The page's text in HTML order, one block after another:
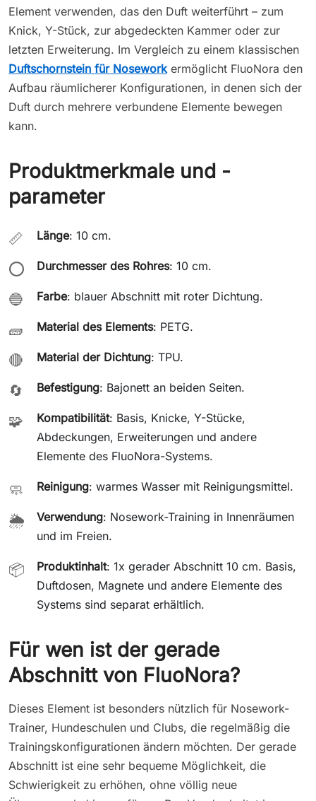
Element verwenden, das den Duft weiterführt – zum
Knick, Y-Stück, zur abgedeckten Kammer oder zur
letzten Erweiterung. Im Vergleich zu einem klassischen
Duftschornstein für Nosework ermöglicht FluoNora den
Aufbau räumlicherer Konfigurationen, in denen sich der
Duft durch mehrere verbundene Elemente bewegen
kann.
Produktmerkmale und -
parameter
📏 Länge: 10 cm.
⭕ Durchmesser des Rohres: 10 cm.
🔵 Farbe: blauer Abschnitt mit roter Dichtung.
🧱 Material des Elements: PETG.
🔴 Material der Dichtung: TPU.
🔄 Befestigung: Bajonett an beiden Seiten.
🧩 Kompatibilität: Basis, Knicke, Y-Stücke,
Abdeckungen, Erweiterungen und andere
Elemente des FluoNora-Systems.
🧼 Reinigung: warmes Wasser mit Reinigungsmittel.
🌦️ Verwendung: Nosework-Training in Innenräumen
und im Freien.
📦 Produktinhalt: 1x gerader Abschnitt 10 cm. Basis,
Duftdosen, Magnete und andere Elemente des
Systems sind separat erhältlich.
Für wen ist der gerade
Abschnitt von FluoNora?
Dieses Element ist besonders nützlich für Nosework-
Trainer, Hundeschulen und Clubs, die regelmäßig die
Trainingskonfigurationen ändern möchten. Der gerade
Abschnitt ist eine sehr bequeme Möglichkeit, die
Schwierigkeit zu erhöhen, ohne völlig neue